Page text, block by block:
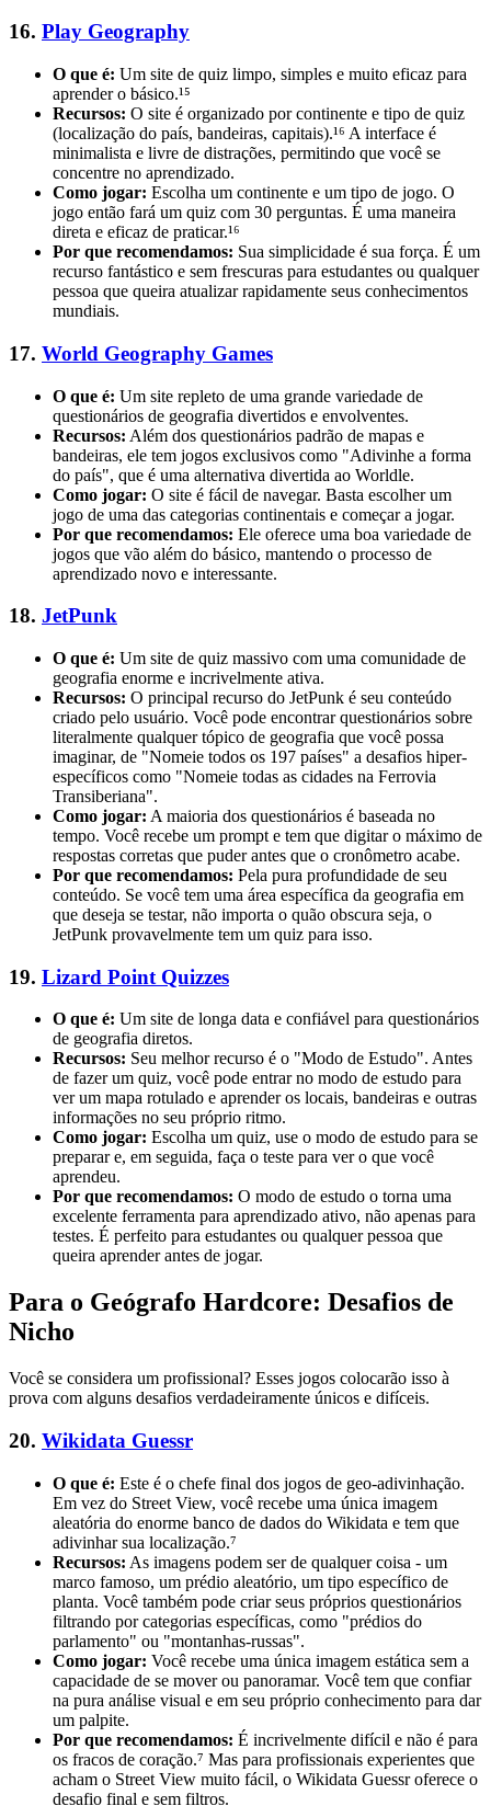
16. Play Geography
O que é: Um site de quiz limpo, simples e muito eficaz para
aprender o básico.¹⁵
Recursos: O site é organizado por continente e tipo de quiz
(localização do país, bandeiras, capitais).¹⁶ A interface é
minimalista e livre de distrações, permitindo que você se
concentre no aprendizado.
Como jogar: Escolha um continente e um tipo de jogo. O
jogo então fará um quiz com 30 perguntas. É uma maneira
direta e eficaz de praticar.¹⁶
Por que recomendamos: Sua simplicidade é sua força. É um
recurso fantástico e sem frescuras para estudantes ou qualquer
pessoa que queira atualizar rapidamente seus conhecimentos
mundiais.
17. World Geography Games
O que é: Um site repleto de uma grande variedade de
questionários de geografia divertidos e envolventes.
Recursos: Além dos questionários padrão de mapas e
bandeiras, ele tem jogos exclusivos como "Adivinhe a forma
do país", que é uma alternativa divertida ao Worldle.
Como jogar: O site é fácil de navegar. Basta escolher um
jogo de uma das categorias continentais e começar a jogar.
Por que recomendamos: Ele oferece uma boa variedade de
jogos que vão além do básico, mantendo o processo de
aprendizado novo e interessante.
18. JetPunk
O que é: Um site de quiz massivo com uma comunidade de
geografia enorme e incrivelmente ativa.
Recursos: O principal recurso do JetPunk é seu conteúdo
criado pelo usuário. Você pode encontrar questionários sobre
literalmente qualquer tópico de geografia que você possa
imaginar, de "Nomeie todos os 197 países" a desafios hiper-
específicos como "Nomeie todas as cidades na Ferrovia
Transiberiana".
Como jogar: A maioria dos questionários é baseada no
tempo. Você recebe um prompt e tem que digitar o máximo de
respostas corretas que puder antes que o cronômetro acabe.
Por que recomendamos: Pela pura profundidade de seu
conteúdo. Se você tem uma área específica da geografia em
que deseja se testar, não importa o quão obscura seja, o
JetPunk provavelmente tem um quiz para isso.
19. Lizard Point Quizzes
O que é: Um site de longa data e confiável para questionários
de geografia diretos.
Recursos: Seu melhor recurso é o "Modo de Estudo". Antes
de fazer um quiz, você pode entrar no modo de estudo para
ver um mapa rotulado e aprender os locais, bandeiras e outras
informações no seu próprio ritmo.
Como jogar: Escolha um quiz, use o modo de estudo para se
preparar e, em seguida, faça o teste para ver o que você
aprendeu.
Por que recomendamos: O modo de estudo o torna uma
excelente ferramenta para aprendizado ativo, não apenas para
testes. É perfeito para estudantes ou qualquer pessoa que
queira aprender antes de jogar.
Para o Geógrafo Hardcore: Desafios de
Nicho
Você se considera um profissional? Esses jogos colocarão isso à
prova com alguns desafios verdadeiramente únicos e difíceis.
20. Wikidata Guessr
O que é: Este é o chefe final dos jogos de geo-adivinhação.
Em vez do Street View, você recebe uma única imagem
aleatória do enorme banco de dados do Wikidata e tem que
adivinhar sua localização.⁷
Recursos: As imagens podem ser de qualquer coisa - um
marco famoso, um prédio aleatório, um tipo específico de
planta. Você também pode criar seus próprios questionários
filtrando por categorias específicas, como "prédios do
parlamento" ou "montanhas-russas".
Como jogar: Você recebe uma única imagem estática sem a
capacidade de se mover ou panoramar. Você tem que confiar
na pura análise visual e em seu próprio conhecimento para dar
um palpite.
Por que recomendamos: É incrivelmente difícil e não é para
os fracos de coração.⁷ Mas para profissionais experientes que
acham o Street View muito fácil, o Wikidata Guessr oferece o
desafio final e sem filtros.